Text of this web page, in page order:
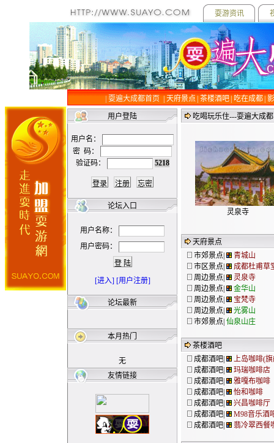
耍游资讯
耍遍大成都首页 | 天府景点 | 茶楼酒吧 | 吃在成都 |
用户登陆
用户名：
密 码：
验证码：
5218
论坛入口
用户名称：
用户密码：
[进入] [用户注册]
论坛最新
本月热门
无
友情链接
吃喝玩乐住---耍遍大成
灵泉寺
天府景点
市郊景点|
青城山
市区景点|
成都杜甫草
周边景点|
灵泉寺
周边景点|
金华山
周边景点|
宝梵寺
周边景点|
光雾山
市郊景点| 仙泉山庄
茶楼酒吧
成都酒吧|
上岛咖啡(
成都酒吧|
玛瑞咖啡店
成都酒吧|
雅嘎布咖啡
成都酒吧|
怡和咖啡
成都酒吧|
兴昌咖啡厅
成都酒吧|
M98音乐酒
成都酒吧|
翡冷翠西餐